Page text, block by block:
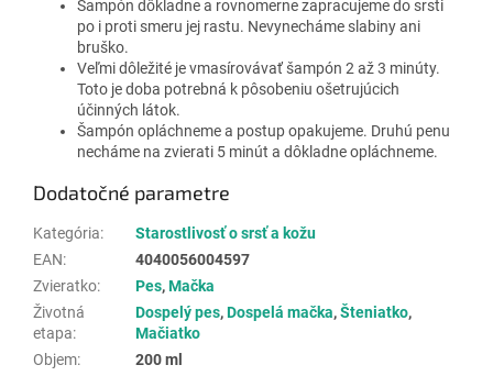
Šampón dôkladne a rovnomerne zapracujeme do srsti
po i proti smeru jej rastu. Nevynecháme slabiny ani
bruško.
Veľmi dôležité je vmasírovávať šampón 2 až 3 minúty.
Toto je doba potrebná k pôsobeniu ošetrujúcich
účinných látok.
Šampón opláchneme a postup opakujeme. Druhú penu
necháme na zvierati 5 minút a dôkladne opláchneme.
Dodatočné parametre
Kategória:
Starostlivosť o srsť a kožu
EAN:
4040056004597
Zvieratko: Pes,Mačka
Životná
etapa:
Dospelý pes,Dospelá mačka,Šteniatko,
Mačiatko
Objem: 200 ml